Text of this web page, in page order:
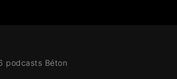
podcasts Béton